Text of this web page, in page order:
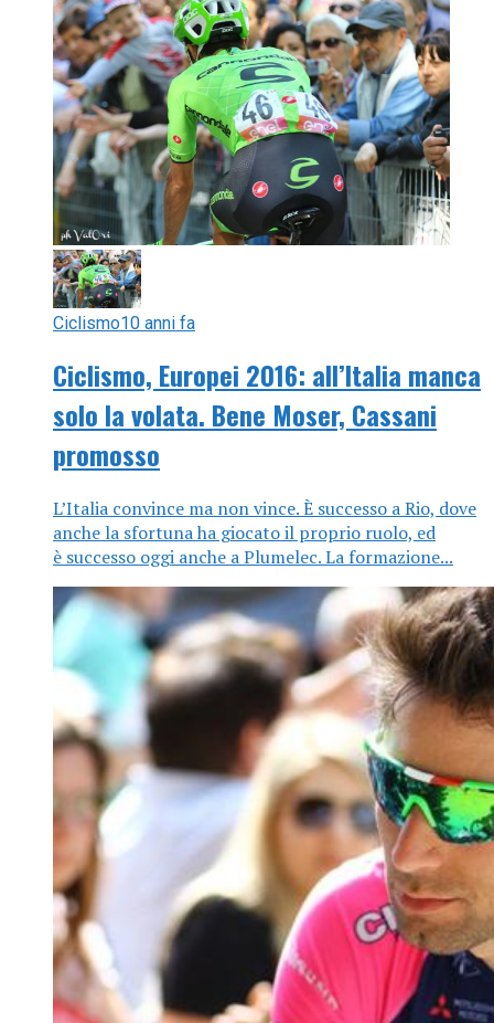
Ciclismo10 anni fa
Ciclismo, Europei 2016: all’Italia manca
solo la volata. Bene Moser, Cassani
promosso
L’Italia convince ma non vince. È successo a Rio, dove
anche la sfortuna ha giocato il proprio ruolo, ed
è successo oggi anche a Plumelec. La formazione...